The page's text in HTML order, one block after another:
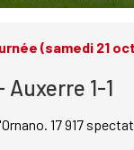
(samedi 21
Auxerre 1-1
17 917